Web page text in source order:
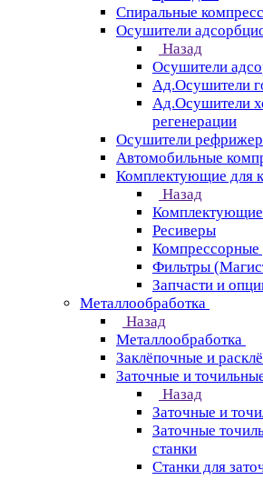
Спиральные
Осушители
Назад
Осушители
Ад.Осушители
Ад.Осушители
регенерации
Осушители
Автомобильные
Комплектующие для
Назад
Комплектующие
Ресиверы
Компрессорные
Фильтры
Запчасти и
Металлообработка
Назад
Металлообработка
Заклёпочные и
Заточные и
Назад
Заточные и
Заточные
станки
Станки для